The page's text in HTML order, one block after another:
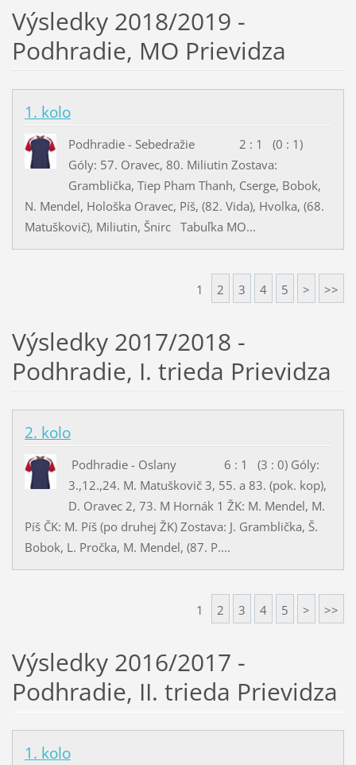
Výsledky 2018/2019 -
Podhradie, MO Prievidza
1. kolo
Podhradie - Sebedražie 2 : 1 (0 : 1)
Góly: 57. Oravec, 80. Miliutin Zostava:
Gramblička, Tiep Pham Thanh, Cserge, Bobok,
N. Mendel, Hološka Oravec, Píš, (82. Vida), Hvolka, (68.
Matuškovič), Miliutin, Šnirc Tabuľka MO...
1 2 3 4 5 > >>
Výsledky 2017/2018 -
Podhradie, I. trieda Prievidza
2. kolo
Podhradie - Oslany 6 : 1 (3 : 0) Góly:
3.,12.,24. M. Matuškovič 3, 55. a 83. (pok. kop),
D. Oravec 2, 73. M Hornák 1 ŽK: M. Mendel, M.
Píš ČK: M. Píš (po druhej ŽK) Zostava: J. Gramblička, Š.
Bobok, L. Pročka, M. Mendel, (87. P....
1 2 3 4 5 > >>
Výsledky 2016/2017 -
Podhradie, II. trieda Prievidza
1. kolo